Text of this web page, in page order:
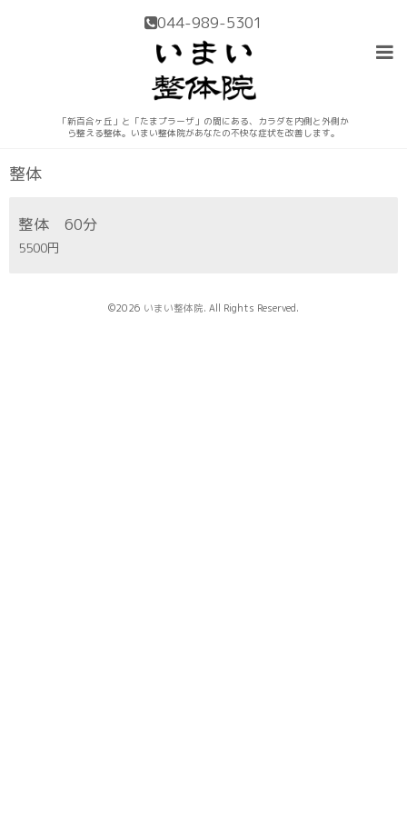
044-989-5301
「新百合ヶ丘」と「たまプラーザ」の間にある、カラダを内側と外側か
ら整える整体。いまい整体院があなたの不快な症状を改善します。
メニュー
整体
整体 60分
5500円
©2026 いまい整体院. All Rights Reserved.